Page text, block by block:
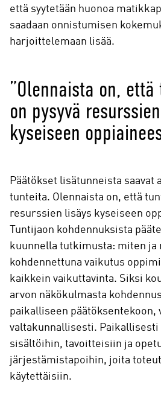
että syytetään huonoa
saadaan onnistumisen
harjoittelemaan lisää.
”Olennaista on,
on pysyvä
kyseiseen
Päätökset lisätunneista saavat
tunteita. Olennaista on, että
resurssien lisäys kyseiseen
Tuntijaon kohdennuksista
kuunnella tutkimusta: miten ja
kohdennettuna vaikutus
kaikkein vaikuttavinta. Siksi
arvon näkökulmasta
paikalliseen päätöksentekoon,
valtakunnallisesti. Paikallisesti
sisältöihin, tavoitteisiin ja
järjestämistapoihin, joita
käytettäisiin.